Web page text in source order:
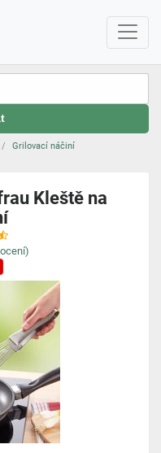
Grilovací náčiní
Kleště na